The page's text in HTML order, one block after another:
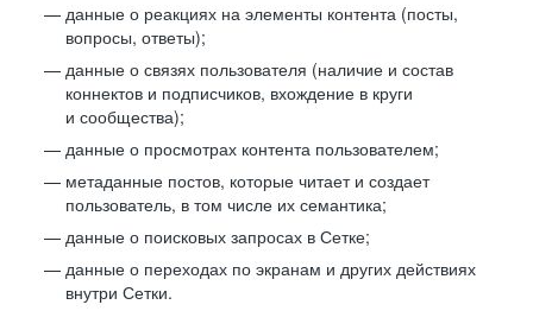
данные о реакциях на элементы контента (посты,
вопросы, ответы);
данные о связях пользователя (наличие и состав
коннектов и подписчиков, вхождение в круги
и сообщества);
данные о просмотрах контента пользователем;
метаданные постов, которые читает и создает
пользователь, в том числе их семантика;
данные о поисковых запросах в Сетке;
данные о переходах по экранам и других действиях
внутри Сетки.